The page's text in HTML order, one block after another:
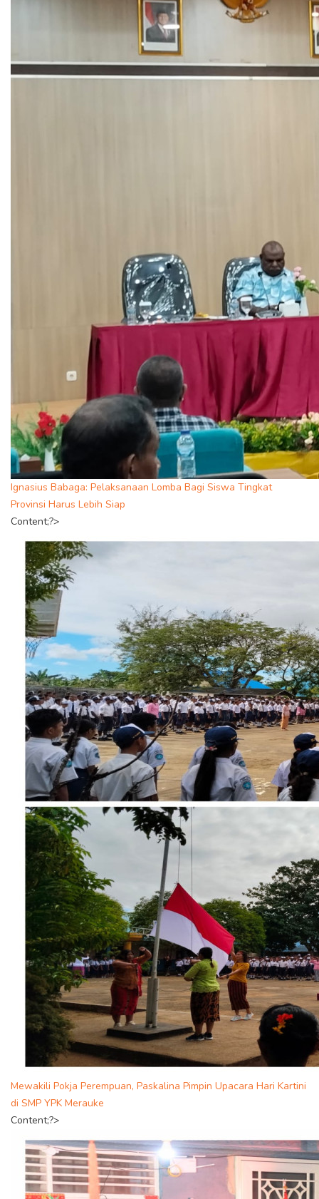
Ignasius Babaga: Pelaksanaan Lomba Bagi Siswa Tingkat
Provinsi Harus Lebih Siap
Content;?>
Mewakili Pokja Perempuan, Paskalina Pimpin Upacara Hari Kartini
di SMP YPK Merauke
Content;?>